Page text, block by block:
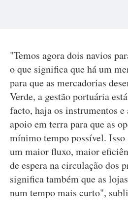
"Temos agora dois navios
o que significa que há um
para que as mercadorias
Verde, a gestão portuária
facto, haja os instrumentos
apoio em terra para que as
mínimo tempo possível. Isso
um maior fluxo, maior
de espera na circulação dos
significa também que as
num tempo mais curto",